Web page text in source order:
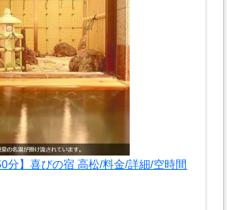
分】喜びの宿 高松/料金/詳細/空時間